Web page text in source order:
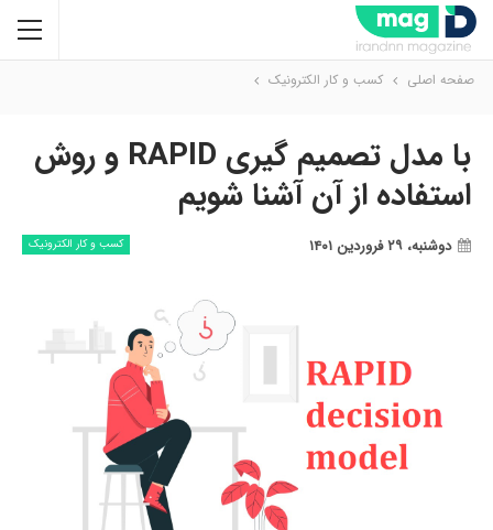
صفحه اصلی کسب و کار الکترونیک
با مدل تصمیم گیری RAPID و روش
استفاده از آن آشنا شویم
کسب و کار الکترونیک دوشنبه، ۲۹ فروردین ۱۴۰۱